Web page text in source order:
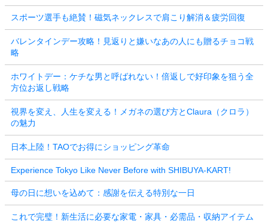
スポーツ選手も絶賛！磁気ネックレスで肩こり解消＆疲労回復
バレンタインデー攻略！見返りと嫌いなあの人にも贈るチョコ戦
略
ホワイトデー：ケチな男と呼ばれない！倍返しで好印象を狙う全
方位お返し戦略
視界を変え、人生を変える！メガネの選び方とClaura（クロラ）
の魅力
日本上陸！TAOでお得にショッピング革命
Experience Tokyo Like Never Before with SHIBUYA-KART!
母の日に想いを込めて：感謝を伝える特別な一日
これで完璧！新生活に必要な家電・家具・必需品・収納アイテム